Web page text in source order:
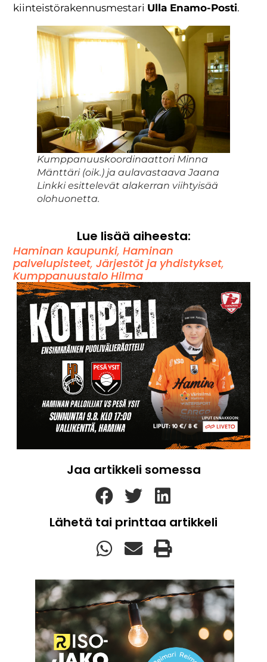
kiinteistörakennusmestari Ulla Enamo-Posti.
Kumppanuuskoordinaattori Minna
Mänttäri (oik.) ja aulavastaava Jaana
Linkki esittelevät alakerran viihtyisää
olohuonetta.
Lue lisää aiheesta:
Haminan kaupunki,Haminan
palvelupisteet,Järjestöt ja yhdistykset,
Kumppanuustalo Hilma
Jaa artikkeli somessa
Lähetä tai printtaa artikkeli